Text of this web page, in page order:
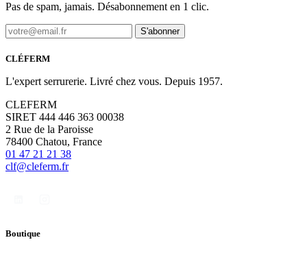
Pas de spam, jamais. Désabonnement en 1 clic.
S'abonner
CLÉFERM
L'expert serrurerie. Livré chez vous. Depuis 1957.
CLEFERM
SIRET 444 446 363 00038
2 Rue de la Paroisse
78400 Chatou, France
01 47 21 21 38
clf@cleferm.fr
Boutique